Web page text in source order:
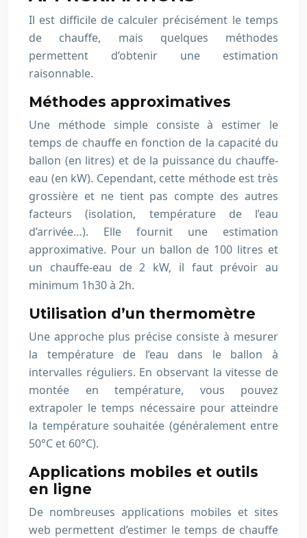
Il est difficile de calculer précisément le temps
de chauffe, mais quelques méthodes
permettent d’obtenir une estimation
raisonnable.
Méthodes approximatives
Une méthode simple consiste à estimer le
temps de chauffe en fonction de la capacité du
ballon (en litres) et de la puissance du chauffe-
eau (en kW). Cependant, cette méthode est très
grossière et ne tient pas compte des autres
facteurs (isolation, température de l’eau
d’arrivée…). Elle fournit une estimation
approximative. Pour un ballon de 100 litres et
un chauffe-eau de 2 kW, il faut prévoir au
minimum 1h30 à 2h.
Utilisation d’un thermomètre
Une approche plus précise consiste à mesurer
la température de l’eau dans le ballon à
intervalles réguliers. En observant la vitesse de
montée en température, vous pouvez
extrapoler le temps nécessaire pour atteindre
la température souhaitée (généralement entre
50°C et 60°C).
Applications mobiles et outils
en ligne
De nombreuses applications mobiles et sites
web permettent d’estimer le temps de chauffe